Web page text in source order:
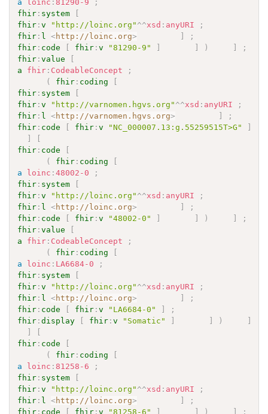
a
loinc : 81290-9
;
fhir : system
[
fhir :v "http://loinc.org" ^^xsd : anyURI
;
fhir : l <http://loinc.org> ]
;
fhir : code [ fhir :v "81290-9" ] ] ) ]
;
fhir :value
[
a
fhir : CodeableConcept
;
(
fhir : coding
[
fhir : system
[
fhir :v "http://varnomen.hgvs.org" ^^xsd : anyURI
;
fhir : l <http://varnomen.hgvs.org> ]
;
fhir : code [ fhir :v "NC_000007.13:g.55259515T>G"
]
]
[
fhir : code
[
(
fhir : coding
[
a
loinc :48002-0
;
fhir : system
[
fhir :v "http://loinc.org" ^^xsd : anyURI
;
fhir : l <http://loinc.org> ]
;
fhir : code [ fhir :v "48002-0" ] ] ) ]
;
fhir :value
[
a
fhir : CodeableConcept
;
(
fhir : coding
[
a
loinc : LA6684-0
;
fhir : system
[
fhir :v "http://loinc.org" ^^xsd : anyURI
;
fhir : l <http://loinc.org> ]
;
fhir : code [ fhir :v "LA6684-0" ]
;
fhir :display [ fhir :v "Somatic" ] ] )
]
]
[
fhir : code
[
(
fhir : coding
[
a
loinc : 81258-6
;
fhir : system
[
fhir :v "http://loinc.org" ^^xsd : anyURI
;
fhir : l <http://loinc.org> ]
;
fhir : code [ fhir :v "81258-6" ] ] ) ] ;